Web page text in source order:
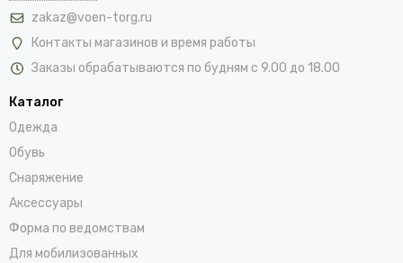
zakaz@voen-torg.ru
Контакты магазинов и время работы
Заказы обрабатываются по будням с 9.00 до 18.00
Каталог
Одежда
Обувь
Снаряжение
Аксессуары
Форма по ведомствам
Для мобилизованных